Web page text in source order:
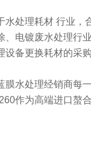
处理耗材 行业
电镀废水处理行
备更换耗材的采购
水处理经销商每
作为高端进口螯